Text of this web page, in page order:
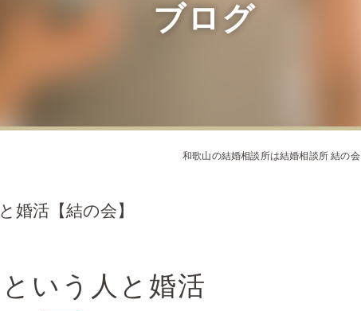
ブログ
和歌山の結婚相談所は結婚相談所 結の会
婚活【結の会】
いう人と婚活